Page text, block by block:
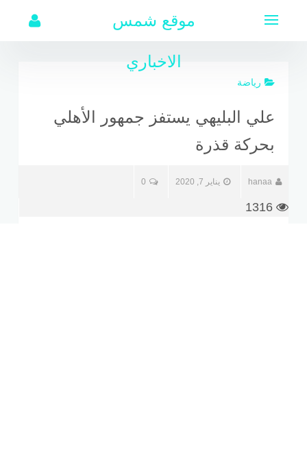
موقع شمس
الاخباري
رياضة
علي البليهي يستفز جمهور الأهلي
بحركة قذرة
hanaa يناير 7, 2020 0
1316